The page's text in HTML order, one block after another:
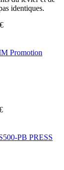
identiques.
Promotion